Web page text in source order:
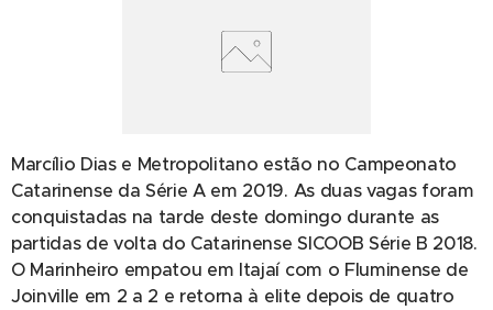
Marcílio Dias e Metropolitano estão no Campeonato
Catarinense da Série A em 2019. As duas vagas foram
conquistadas na tarde deste domingo durante as
partidas de volta do Catarinense SICOOB Série B 2018.
O Marinheiro empatou em Itajaí com o Fluminense de
Joinville em 2 a 2 e retorna à elite depois de quatro